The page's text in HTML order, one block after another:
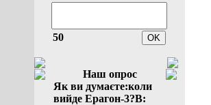
50
Наш опрос
Як ви думаєте:коли
вийде Ерагон-3?В: